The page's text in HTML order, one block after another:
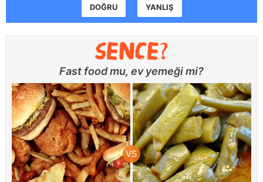
DOĞRU YANLIŞ
Fast food mu, ev yemeği mi?